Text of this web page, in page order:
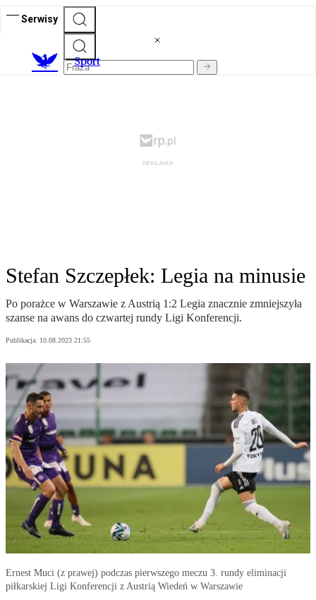
Serwisy
Sport
Stefan Szczepłek: Legia na minusie
Po porażce w Warszawie z Austrią 1:2 Legia znacznie zmniejszyła
szanse na awans do czwartej rundy Ligi Konferencji.
Publikacja: 10.08.2023 21:55
Ernest Muci (z prawej) podczas pierwszego meczu 3. rundy eliminacji
piłkarskiej Ligi Konferencji z Austrią Wiedeń w Warszawie